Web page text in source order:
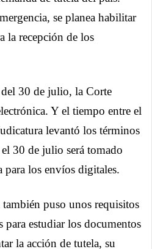
se planea habilitar
la recepción de los
30 de julio, la Corte
Y el tiempo entre el
levantó los términos
30 de julio será tomado
los envíos digitales.
puso unos requisitos
estudiar los documentos
la acción de tutela, su